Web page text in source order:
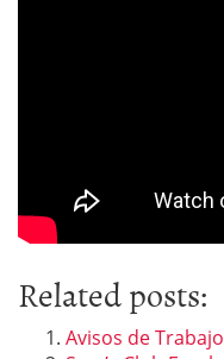
Related posts:
Avisos de Trabajo